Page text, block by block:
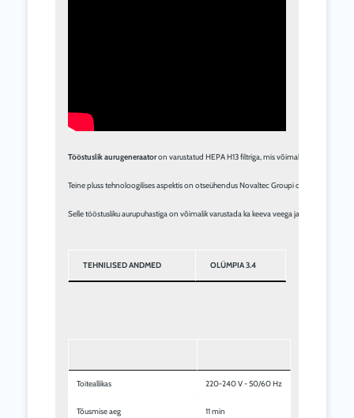
Tööstuslik aurugeneraator on varustatud HEPA H13 filtriga, mis võimaldab
Teine pluss tehnoloogilises aspektis on otseühendus Novaltec Groupi
TEHNILISED ANDMED OLÜMPIA 3.4
Toiteallikas 220-240 V - 50/60 Hz
Tõusmise aeg 11 min